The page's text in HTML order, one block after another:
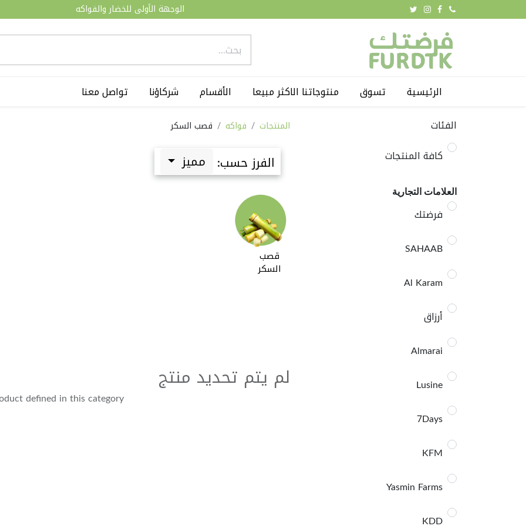
الوجهة الأولى للخضار والفواكه
الرئيسية تسوق منتوجاتنا الاكثر مبيعا الأقسام شركاؤنا
تواصل معنا
الفئات
كافة المنتجات
العلامات التجارية
فرضتك
SAHAAB
Al Karam
أرزاق
Almarai
Lusine
7Days
KFM
Yasmin Farms
KDD
المنتجات فواكه قصب السكر
الفرز حسب: مميز
قصب
السكر
لم يتم تحديد منتج
defined in this category.